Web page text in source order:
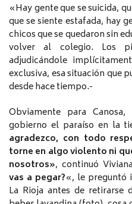
«Hay gente que se suicida,
que se siente estafada, hay
chicos que se quedaron sin
volver al colegio. Los
adjudicándole
exclusiva, esa situación que
desde hace tiempo.-
Obviamente para
gobierno el paraíso en la
agradezco, con todo
torne en algo violento ni
nosotros», continuó
vas a pegar?«, le preguntó
La Rioja antes de retirarse